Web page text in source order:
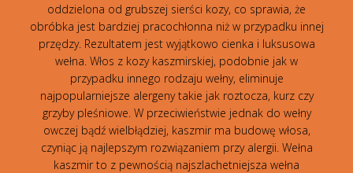
oddzielona od grubszej sierści kozy, co sprawia, że
obróbka jest bardziej pracochłonna niż w przypadku innej
przędzy. Rezultatem jest wyjątkowo cienka i luksusowa
wełna. Włos z kozy kaszmirskiej, podobnie jak w
przypadku innego rodzaju wełny, eliminuje
najpopularniejsze alergeny takie jak roztocza, kurz czy
grzyby pleśniowe. W przeciwieństwie jednak do wełny
owczej bądź wielbłądziej, kaszmir ma budowę włosa,
czyniąc ją najlepszym rozwiązaniem przy alergii. Wełna
kaszmir to z pewnością najszlachetniejsza wełna